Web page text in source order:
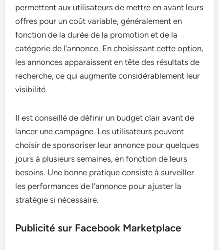
permettent aux utilisateurs de mettre en avant leurs
offres pour un coût variable, généralement en
fonction de la durée de la promotion et de la
catégorie de l’annonce. En choisissant cette option,
les annonces apparaissent en tête des résultats de
recherche, ce qui augmente considérablement leur
visibilité.
Il est conseillé de définir un budget clair avant de
lancer une campagne. Les utilisateurs peuvent
choisir de sponsoriser leur annonce pour quelques
jours à plusieurs semaines, en fonction de leurs
besoins. Une bonne pratique consiste à surveiller
les performances de l’annonce pour ajuster la
stratégie si nécessaire.
Publicité sur Facebook Marketplace